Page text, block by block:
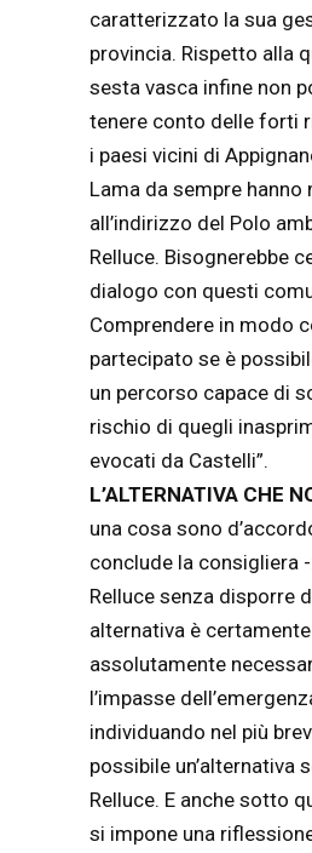
caratterizzato la sua
provincia. Rispetto alla
sesta vasca infine non
tenere conto delle forti
i paesi vicini di
Lama da sempre
all’indirizzo del Polo
Relluce. Bisognerebbe
dialogo con questi
Comprendere in modo
partecipato se è
un percorso capace di
rischio di quegli
evocati da Castelli”.
L’ALTERNATIVA CHE
una cosa sono
conclude la consigliera
Relluce senza disporre
alternativa è
assolutamente
l’impasse
individuando nel più
possibile un’alternativa
Relluce. E anche sotto
si impone una